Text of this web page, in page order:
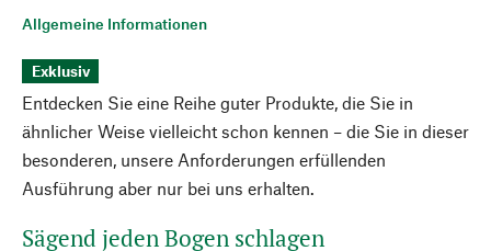
Allgemeine Informationen
Exklusiv
Entdecken Sie eine Reihe guter Produkte, die Sie in
ähnlicher Weise vielleicht schon kennen – die Sie in dieser
besonderen, unsere Anforderungen erfüllenden
Ausführung aber nur bei uns erhalten.
Sägend jeden Bogen schlagen